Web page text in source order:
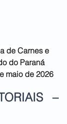
de Carnes e
do Paraná
maio de 2026
–